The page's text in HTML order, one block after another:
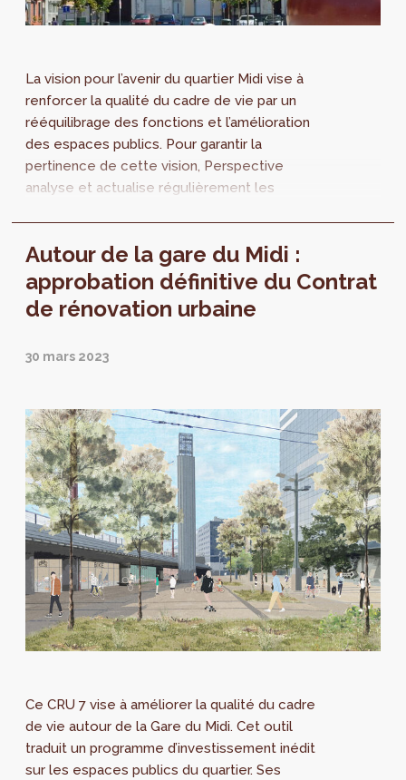
La vision pour l’avenir du quartier Midi vise à
renforcer la qualité du cadre de vie par un
rééquilibrage des fonctions et l’amélioration
des espaces publics. Pour garantir la
pertinence de cette vision, Perspective
analyse et actualise régulièrement les
Autour de la gare du Midi :
approbation définitive du Contrat
de rénovation urbaine
30 mars 2023
Ce CRU 7 vise à améliorer la qualité du cadre
de vie autour de la Gare du Midi. Cet outil
traduit un programme d’investissement inédit
sur les espaces publics du quartier. Ses